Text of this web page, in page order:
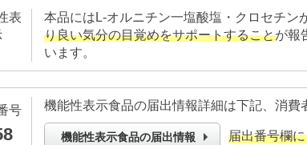
表
本品にはL-オルニチン一塩酸塩・クロセチン
り良い気分の目覚めをサポートすることが報
います。
号 機能性表示食品の届出情報詳細は下記、消費
機能性表示食品の届出情報 届出番号欄